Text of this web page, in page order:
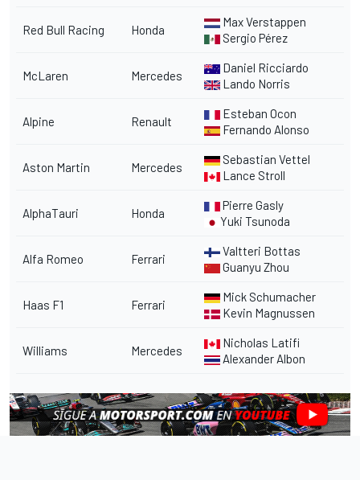
Red Bull Racing Honda
Max Verstappen
Sergio Pérez
McLaren Mercedes
Daniel Ricciardo
Lando Norris
Alpine Renault
Esteban Ocon
Fernando Alonso
Aston Martin Mercedes
Sebastian Vettel
Lance Stroll
AlphaTauri Honda
Pierre Gasly
Yuki Tsunoda
Alfa Romeo Ferrari
Valtteri Bottas
Guanyu Zhou
Haas F1 Ferrari
Mick Schumacher
Kevin Magnussen
Williams Mercedes
Nicholas Latifi
Alexander Albon